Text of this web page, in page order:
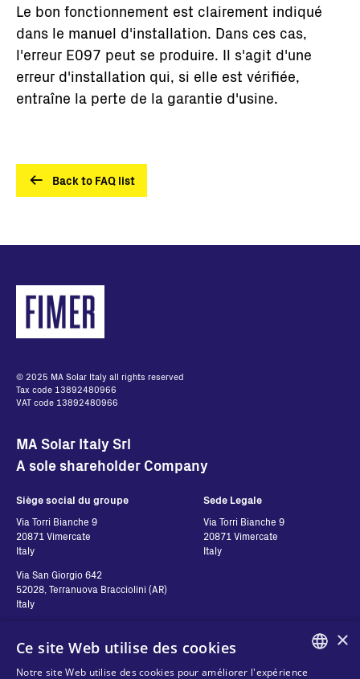
Le bon fonctionnement est clairement indiqué
dans le manuel d'installation. Dans ces cas,
l'erreur E097 peut se produire. Il s'agit d'une
erreur d'installation qui, si elle est vérifiée,
entraîne la perte de la garantie d'usine.
Back to FAQ list
© 2025 MA Solar Italy all rights reserved
Tax code 13892480966
VAT code 13892480966
MA Solar Italy Srl
A sole shareholder Company
Siège social du groupe
Via Torri Bianche 9
20871 Vimercate
Italy
Via San Giorgio 642
52028, Terranuova Bracciolini (AR)
Italy
Sede Legale
Via Torri Bianche 9
20871 Vimercate
Italy
Contatti Suivez-nous
×
Ce site Web utilise des cookies
Notre site Web utilise des cookies pour améliorer l'expérience